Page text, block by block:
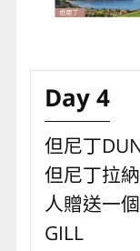
Day 4
但尼丁
但尼丁拉
人贈送一
GILL